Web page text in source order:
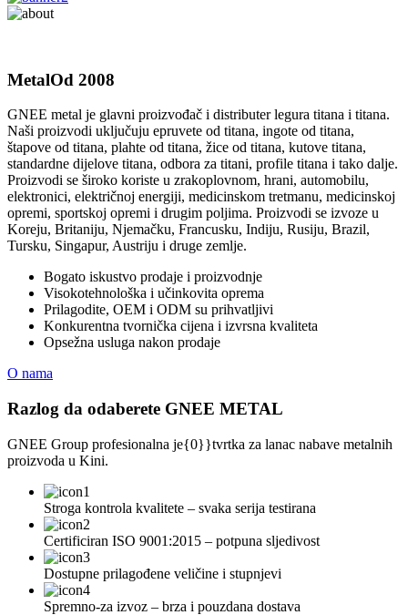
MetalOd 2008
GNEE metal je glavni proizvođač i distributer legura titana i titana.
Naši proizvodi uključuju epruvete od titana, ingote od titana,
štapove od titana, plahte od titana, žice od titana, kutove titana,
standardne dijelove titana, odbora za titani, profile titana i tako dalje.
Proizvodi se široko koriste u zrakoplovnom, hrani, automobilu,
elektronici, električnoj energiji, medicinskom tretmanu, medicinskoj
opremi, sportskoj opremi i drugim poljima. Proizvodi se izvoze u
Koreju, Britaniju, Njemačku, Francusku, Indiju, Rusiju, Brazil,
Tursku, Singapur, Austriju i druge zemlje.
Bogato iskustvo prodaje i proizvodnje
Visokotehnološka i učinkovita oprema
Prilagodite, OEM i ODM su prihvatljivi
Konkurentna tvornička cijena i izvrsna kvaliteta
Opsežna usluga nakon prodaje
O nama
Razlog da odaberete GNEE METAL
GNEE Group profesionalna je{0}}tvrtka za lanac nabave metalnih
proizvoda u Kini.
Stroga kontrola kvalitete – svaka serija testirana
Certificiran ISO 9001:2015 – potpuna sljedivost
Dostupne prilagođene veličine i stupnjevi
Spremno-za izvoz – brza i pouzdana dostava